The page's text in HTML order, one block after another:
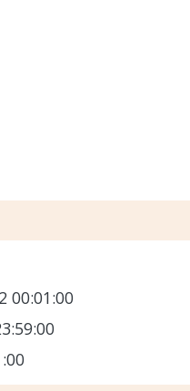
00:01:00